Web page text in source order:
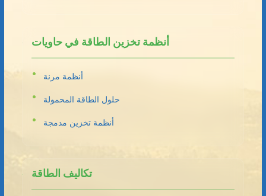
أنظمة تخزين الطاقة في حاويات
أنظمة مرنة
حلول الطاقة المحمولة
أنظمة تخزين مدمجة
تكاليف الطاقة